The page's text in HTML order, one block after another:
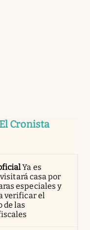
Cronista
Ya es
casa por
especiales y
verificar el
de las